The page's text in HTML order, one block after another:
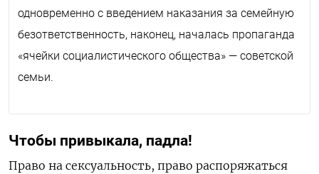
одновременно с введением наказания за семейную
безответственность, наконец, началась пропаганда
«ячейки социалистического общества» — советской
семьи.
Чтобы привыкала, падла!
Право на сексуальность, право распоряжаться